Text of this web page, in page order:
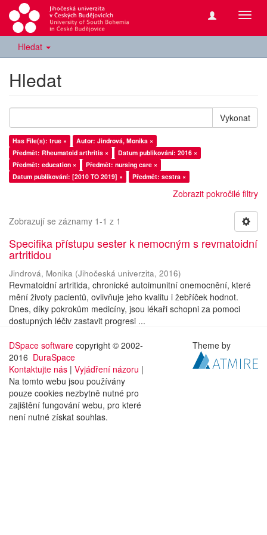
Hledat
Hledat
Vykonat
Has File(s): true ×
Autor: Jindrová, Monika ×
Předmět: Rheumatoid arthritis ×
Datum publikování: 2016 ×
Předmět: education ×
Předmět: nursing care ×
Datum publikování: [2010 TO 2019] ×
Předmět: sestra ×
Zobrazit pokročilé filtry
Zobrazují se záznamy 1-1 z 1
Specifika přístupu sester k nemocným s revmatoidní
artritidou
Jindrová, Monika (Jihočeská univerzita, 2016)
Revmatoidní artritida, chronické autoimunitní onemocnění, které
mění životy pacientů, ovlivňuje jeho kvalitu i žebříček hodnot.
Dnes, díky pokrokům medicíny, jsou lékaři schopni za pomoci
dostupných léčiv zastavit progresi ...
DSpace software copyright © 2002-
2016 DuraSpace
Kontaktujte nás | Vyjádření názoru |
Na tomto webu jsou používány
pouze cookies nezbytně nutné pro
zajištění fungování webu, pro které
není nutné získat souhlas.
Theme by